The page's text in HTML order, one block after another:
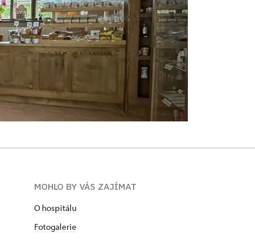
MOHLO BY VÁS ZAJÍMAT
O hospitálu
Fotogalerie